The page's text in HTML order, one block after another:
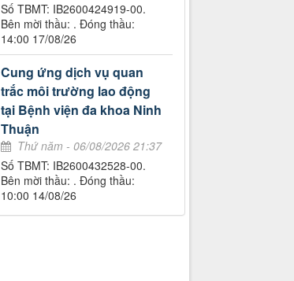
Số TBMT: IB2600424919-00.
Bên mời thầu: . Đóng thầu:
14:00 17/08/26
Cung ứng dịch vụ quan
trắc môi trường lao động
tại Bệnh viện đa khoa Ninh
Thuận
Thứ năm - 06/08/2026 21:37
Số TBMT: IB2600432528-00.
Bên mời thầu: . Đóng thầu:
10:00 14/08/26